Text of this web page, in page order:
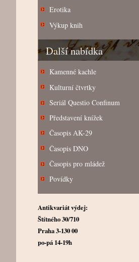
Erotika
Výkup knih
Další nabídka
Kamenné kachle
Kulturní čtvrtky
Seriál Questio Confinum
Představení knížek
Časopis AK-29
Časopis DNO
Časopis pro mládež
Povídky
Antikvariát výdej:
Štítného 30/710
Praha 3-130 00
po-pá 14-19h